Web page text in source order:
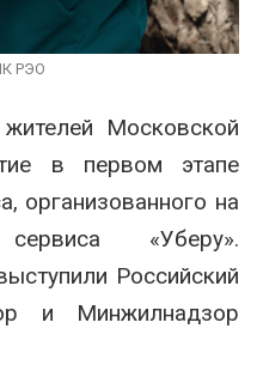
РЭО
Московской
в первом этапе
организованного на
«Уберу».
Российский
и Минжилнадзор